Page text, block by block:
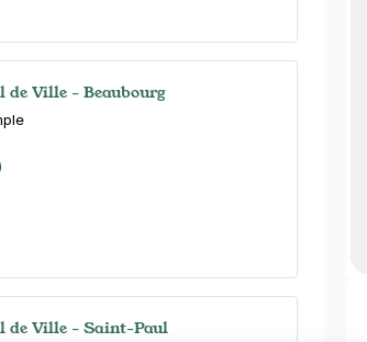
de Ville - Beaubourg
de Ville - Saint-Paul